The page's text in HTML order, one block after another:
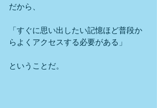
だから、
「すぐに思い出したい記憶ほど普段か
らよくアクセスする必要がある」
ということだ。